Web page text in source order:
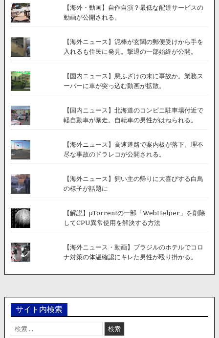
【海外・動画】自作自演？最低な配達サービスの
動画が公開される。
【海外ニュース】泥棒が玄関の郵便受けから手を
入れるも住民に発見。撃退の一部始終が公開。
【国内ニュース】悪ふざけの末に事故か。業務ス
ーパーに車が突っ込む動画が拡散。
【国内ニュース】北海道のコンビニ駐車場付近で
軽自動車が暴走。自転車の男性がはねられる。
【海外ニュース】高速道路で案内板が落下。理不
尽な事故のドラレコが公開される。
【海外ニュース】飼い主の帰りに大喜びする白鳥
の様子が話題に
【解説】μTorrentの一部「WebHelper」を削除
してCPU異常使用を解決する方法
【海外ニュース・動画】ブラジルのホテルでコロ
ナ対策の体温確認にキレた男性が殴り掛かる。
サイト内検索
検
索: